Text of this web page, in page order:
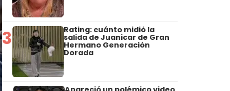
3 Rating: cuánto midió la
salida de Juanicar de Gran
Hermano Generación
Dorada